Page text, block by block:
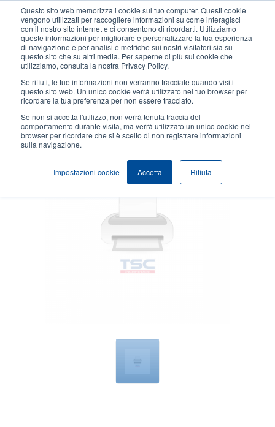
Questo sito web memorizza i cookie sul tuo computer. Questi cookie
vengono utilizzati per raccogliere informazioni su come interagisci
con il nostro sito internet e ci consentono di ricordarti. Utilizziamo
queste informazioni per migliorare e personalizzare la tua esperienza
di navigazione e per analisi e metriche sui nostri visitatori sia su
questo sito che su altri media. Per saperne di più sui cookie che
utilizziamo, consulta la nostra Privacy Policy.
Se rifiuti, le tue informazioni non verranno tracciate quando visiti
questo sito web. Un unico cookie verrà utilizzato nel tuo browser per
ricordare la tua preferenza per non essere tracciato.
Se non si accetta l'utilizzo, non verrà tenuta traccia del
comportamento durante visita, ma verrà utilizzato un unico cookie nel
browser per ricordare che si è scelto di non registrare informazioni
sulla navigazione.
Impostazioni cookie Accetta Rifiuta
contenuto
principale
User
account
User
Header
Seleziona Prodotti Contatto Vendite
300 dpi printhead